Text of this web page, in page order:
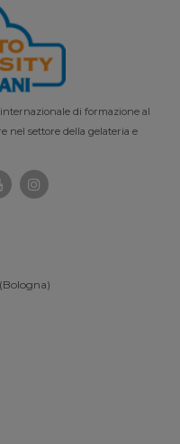
di formazione al
nel settore della gelateria e